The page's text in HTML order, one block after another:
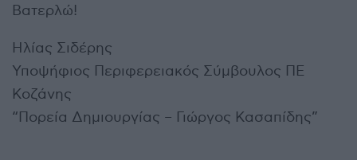
Βατερλώ!
Ηλίας Σιδέρης
Υποψήφιος Περιφερειακός Σύμβουλος ΠΕ
Κοζάνης
“Πορεία Δημιουργίας – Γιώργος Κασαπίδης”